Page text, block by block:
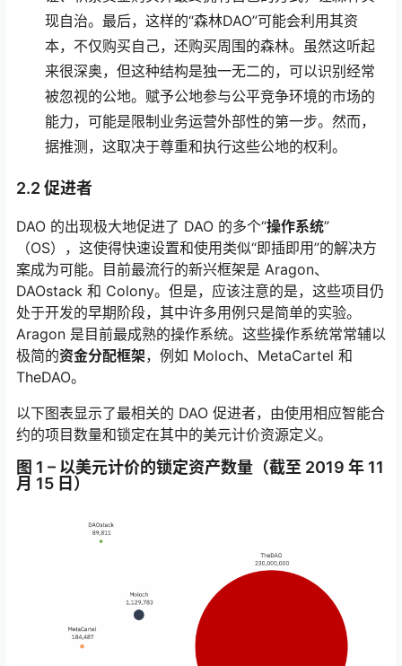
现自治。最后，这样的“森林DAO”可能会利用其资
本，不仅购买自己，还购买周围的森林。虽然这听起
来很深奥，但这种结构是独一无二的，可以识别经常
被忽视的公地。赋予公地参与公平竞争环境的市场的
能力，可能是限制业务运营外部性的第一步。然而，
据推测，这取决于尊重和执行这些公地的权利。
2.2 促进者
DAO 的出现极大地促进了 DAO 的多个“操作系统”
（OS），这使得快速设置和使用类似“即插即用”的解决方
案成为可能。目前最流行的新兴框架是 Aragon、
DAOstack 和 Colony。但是，应该注意的是，这些项目仍
处于开发的早期阶段，其中许多用例只是简单的实验。
Aragon 是目前最成熟的操作系统。这些操作系统常常辅以
极简的资金分配框架，例如 Moloch、MetaCartel 和
TheDAO。
以下图表显示了最相关的 DAO 促进者，由使用相应智能合
约的项目数量和锁定在其中的美元计价资源定义。
图 1 – 以美元计价的锁定资产数量（截至 2019 年 11
月 15 日）